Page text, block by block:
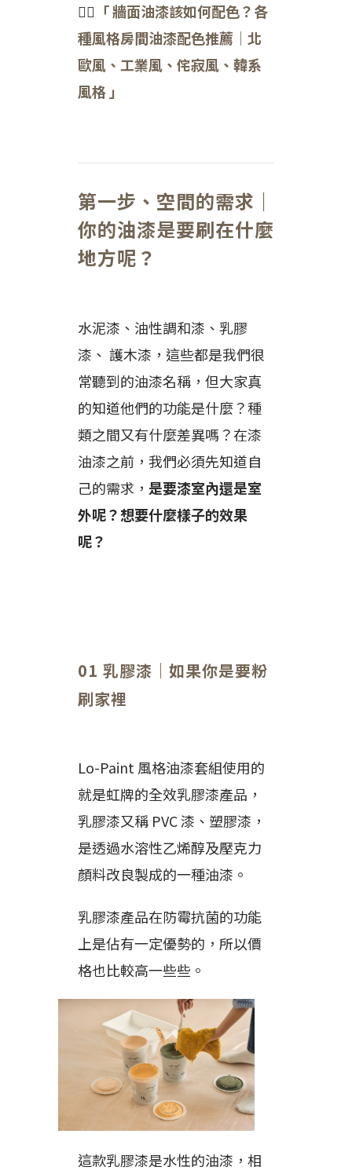
👉🏻 「 牆面油漆該如何配色？各
種風格房間油漆配色推薦｜北
歐風、工業風、侘寂風、韓系
風格 」
第一步、空間的需求｜
你的油漆是要刷在什麼
地方呢？
水泥漆、油性調和漆、乳膠
漆、 護木漆，這些都是我們很
常聽到的油漆名稱，但大家真
的知道他們的功能是什麼？種
類之間又有什麼差異嗎？在漆
油漆之前，我們必須先知道自
己的需求， 是要漆室內還是室
外呢？想要什麼樣子的效果
呢？
01 乳膠漆｜如果你是要粉
刷家裡
Lo-Paint 風格油漆套組使用的
就是虹牌的全效乳膠漆產品，
乳膠漆又稱 PVC 漆、塑膠漆，
是透過水溶性乙烯醇及壓克力
顏料改良製成的一種油漆。
乳膠漆產品在防霉抗菌的功能
上是佔有一定優勢的，所以價
格也比較高一些些。
這款乳膠漆是水性的油漆，相